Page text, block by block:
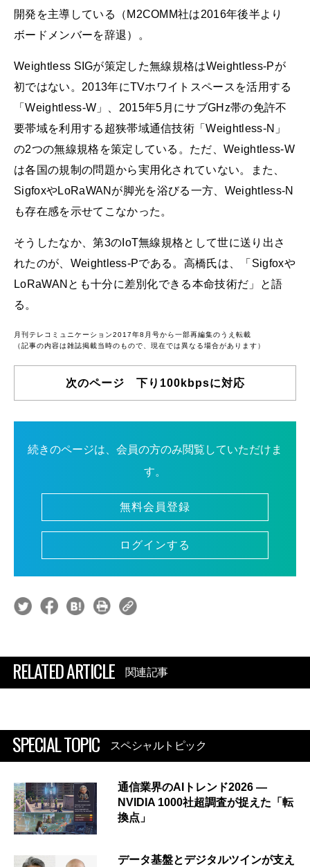
開発を主導している（M2COMM社は2016年後半より
ボードメンバーを辞退）。
Weightless SIGが策定した無線規格はWeightless-Pが
初ではない。2013年にTVホワイトスペースを活用する
「Weightless-W」、2015年5月にサブGHz帯の免許不
要帯域を利用する超狭帯域通信技術「Weightless-N」
の2つの無線規格を策定している。ただ、Weightless-W
は各国の規制の問題から実用化されていない。また、
SigfoxやLoRaWANが脚光を浴びる一方、Weightless-N
も存在感を示せてこなかった。
そうしたなか、第3のIoT無線規格として世に送り出さ
れたのが、Weightless-Pである。高橋氏は、「Sigfoxや
LoRaWANとも十分に差別化できる本命技術だ」と語
る。
月刊テレコミュニケーション2017年8月号から一部再編集のうえ転載
（記事の内容は雑誌掲載当時のもので、現在では異なる場合があります）
次のページ 下り100kbpsに対応
続きのページは、会員の方のみ閲覧していただけま
す。
無料会員登録
ログインする
RELATED ARTICLE 関連記事
SPECIAL TOPIC スペシャルトピック
通信業界のAIトレンド2026 ―
NVIDIA 1000社超調査が捉えた「転
換点」
データ基盤とデジタルツインが支え